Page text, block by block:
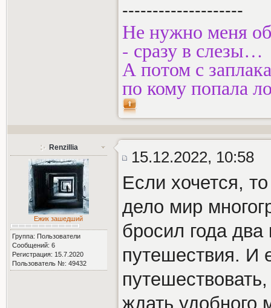
--------------------
Не нужно меня
- сразу в слезы…
А потом с
по кому попала
Renzillia
Ежик зашедший
Группа: Пользователи
Сообщений: 6
Регистрация: 15.7.2020
Пользователь №: 49432
15.12.2022, 10:58
Если хочется,
дело мир
бросил года
путешествия. И
ждать удобного